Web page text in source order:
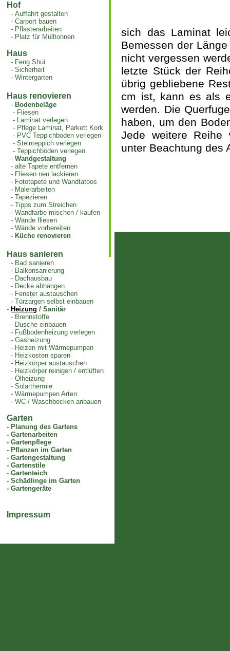
Hof
-Auffahrt gestalten
-Carport bauen
- Pflasterarbeiten
- Platz für Mülltonnen
Haus
- Feng Shui
-Sicherheit
-Wintergarten
Haus renovieren
- Bodenbeläge
- Fliesen
- Laminat verlegen
- Pflege Laminat, Parkett Kork
- PVC Teppichboden verlegen
-Steinteppich verlegen
-Teppichböden verlegen
-Wandgestaltung
-alte Tapete entfernen
- Fliesen neu lackieren
- Fototapete und Wandtatoos
- Malerarbeiten
-Tapezieren
-Tipps zum Streichen
-Wandfarbe mischen / kaufen
-Wände fliesen
-Wände vorbereiten
- Küche renovieren
Haus sanieren
- Bad sanieren
- Balkonsanierung
- Dachausbau
- Decke abhängen
- Fenster austauschen
-Türzargen selbst einbauen
- Heizung / Sanitär
- Brennstoffe
- Dusche einbauen
- Fußbodenheizung verlegen
-Gasheizung
- Heizen mit Wärmepumpen
- Heizkosten sparen
- Heizkörper austauschen
- Heizkörper reinigen / entlüften
-Ölheizung
-Solarthermie
-Wärmepumpen Arten
-WC / Waschbecken anbauen
Garten
- Planung des Gartens
-Gartenarbeiten
-Gartenpflege
- Pflanzen im Garten
-Gartengestaltung
-Gartenstile
-Gartenteich
-Schädlinge im Garten
-Gartengeräte
Impressum
sich das Laminat
Bemessen der
nicht vergessen
letzte Stück der
übrig gebliebene
cm ist, kann es als
werden. Die
haben, um den
Jede weitere Reihe
unter Beachtung des